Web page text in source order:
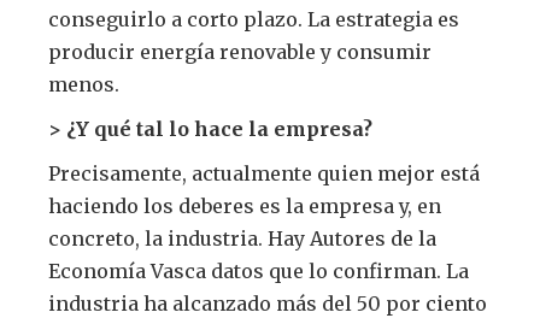
conseguirlo a corto plazo. La estrategia es
producir energía renovable y consumir
menos.
> ¿Y qué tal lo hace la empresa?
Precisamente, actualmente quien mejor está
haciendo los deberes es la empresa y, en
concreto, la industria. Hay Autores de la
Economía Vasca datos que lo confirman. La
industria ha alcanzado más del 50 por ciento